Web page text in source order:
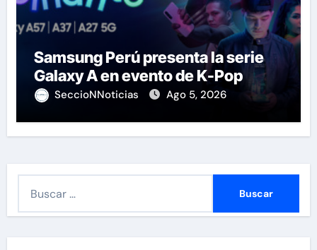
Samsung Perú presenta la serie
Galaxy A en evento de K-Pop
SeccioNNoticias Ago 5, 2026